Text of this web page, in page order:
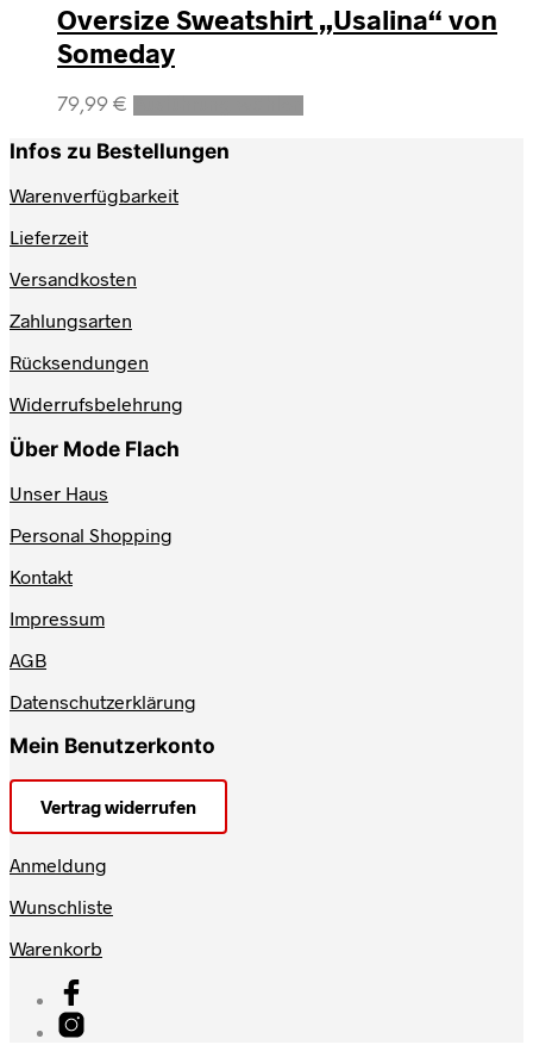
Oversize Sweatshirt „Usalina“ von
Someday
79,99 €
Dieses
Infos zu Bestellungen
Warenverfügbarkeit
Lieferzeit
Versandkosten
Zahlungsarten
Rücksendungen
Widerrufsbelehrung
Über Mode Flach
Unser Haus
Personal Shopping
Kontakt
Impressum
AGB
Datenschutzerklärung
Mein Benutzerkonto
Vertrag widerrufen
Anmeldung
Wunschliste
Warenkorb